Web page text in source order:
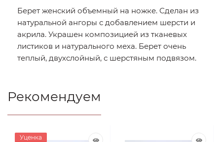
Берет женский объемный на ножке. Сделан из
натуральной ангоры с добавлением шерсти и
акрила. Украшен композицией из тканевых
листиков и натурального меха. Берет очень
теплый, двухслойный, с шерстяным подвязом.
Рекомендуем
Уценка